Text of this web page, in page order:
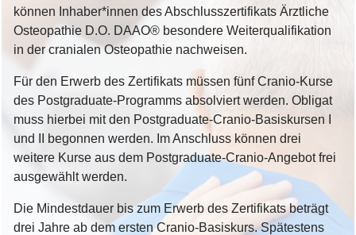
können Inhaber*innen des Abschlusszertifikats Ärztliche
Osteopathie D.O. DAAO® besondere Weiterqualifikation
in der cranialen Osteopathie nachweisen.
Für den Erwerb des Zertifikats müssen fünf Cranio-Kurse
des Postgraduate-Programms absolviert werden. Obligat
muss hierbei mit den Postgraduate-Cranio-Basiskursen I
und II begonnen werden. Im Anschluss können drei
weitere Kurse aus dem Postgraduate-Cranio-Angebot frei
ausgewählt werden.
Die Mindestdauer bis zum Erwerb des Zertifikats beträgt
drei Jahre ab dem ersten Cranio-Basiskurs. Spätestens